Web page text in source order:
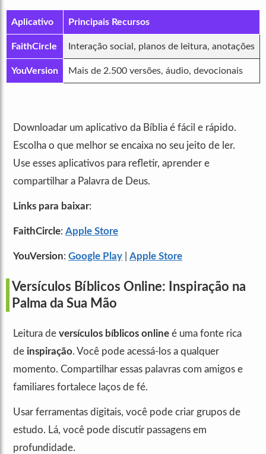
Aplicativo Principais Recursos
FaithCircle Interação social, planos de leitura, anotações
YouVersion Mais de 2.500 versões, áudio, devocionais
Downloadar um aplicativo da Bíblia é fácil e rápido.
Escolha o que melhor se encaixa no seu jeito de ler.
Use esses aplicativos para refletir, aprender e
compartilhar a Palavra de Deus.
Links para baixar:
FaithCircle: Apple Store
YouVersion: Google Play Apple Store
Versículos Bíblicos Online: Inspiração na
Palma da Sua Mão
Leitura de versículos bíblicos online é uma fonte rica
de inspiração. Você pode acessá-los a qualquer
momento. Compartilhar essas palavras com amigos e
familiares fortalece laços de fé.
Usar ferramentas digitais, você pode criar grupos de
estudo. Lá, você pode discutir passagens em
profundidade.